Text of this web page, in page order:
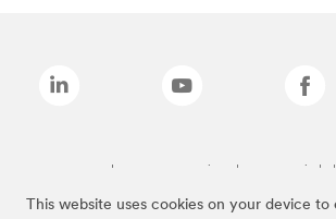
This website uses cookies on your device to
Las marcas mencionadas son